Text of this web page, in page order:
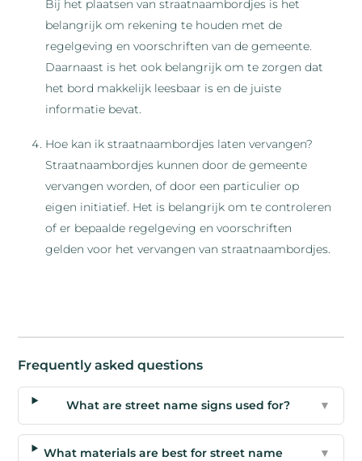
Bij het plaatsen van straatnaambordjes is het
belangrijk om rekening te houden met de
regelgeving en voorschriften van de gemeente.
Daarnaast is het ook belangrijk om te zorgen dat
het bord makkelijk leesbaar is en de juiste
informatie bevat.
Hoe kan ik straatnaambordjes laten vervangen?
Straatnaambordjes kunnen door de gemeente
vervangen worden, of door een particulier op
eigen initiatief. Het is belangrijk om te controleren
of er bepaalde regelgeving en voorschriften
gelden voor het vervangen van straatnaambordjes.
Frequently asked questions
What are street name signs used for? ▼
What materials are best for street name
▼